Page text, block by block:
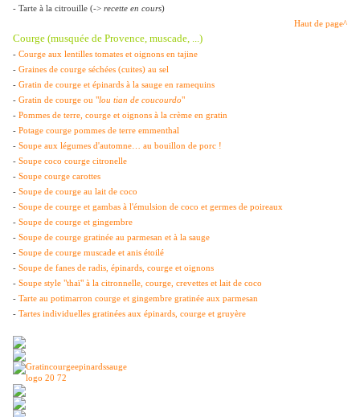
- Tarte à la citrouille (-> recette en cours)
Haut de page^
Courge (musquée de Provence, muscade, ...)
- Courge aux lentilles tomates et oignons en tajine
- Graines de courge séchées (cuites) au sel
- Gratin de courge et épinards à la sauge en ramequins
- Gratin de courge ou "lou tian de coucourdo"
- Pommes de terre, courge et oignons à la crème en gratin
- Potage courge pommes de terre emmenthal
- Soupe aux légumes d'automne… au bouillon de porc !
- Soupe coco courge citronelle
- Soupe courge carottes
- Soupe de courge au lait de coco
- Soupe de courge et gambas à l'émulsion de coco et germes de poireaux
- Soupe de courge et gingembre
- Soupe de courge gratinée au parmesan et à la sauge
- Soupe de courge muscade et anis étoilé
- Soupe de fanes de radis, épinards, courge et oignons
- Soupe style "thaï" à la citronnelle, courge, crevettes et lait de coco
- Tarte au potimarron courge et gingembre gratinée aux parmesan
- Tartes individuelles gratinées aux épinards, courge et gruyère